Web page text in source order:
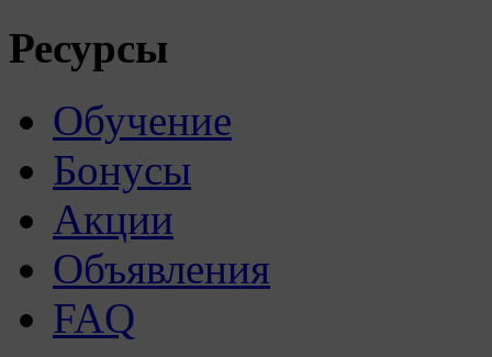
Ресурсы
Обучение
Бонусы
Акции
Объявления
FAQ